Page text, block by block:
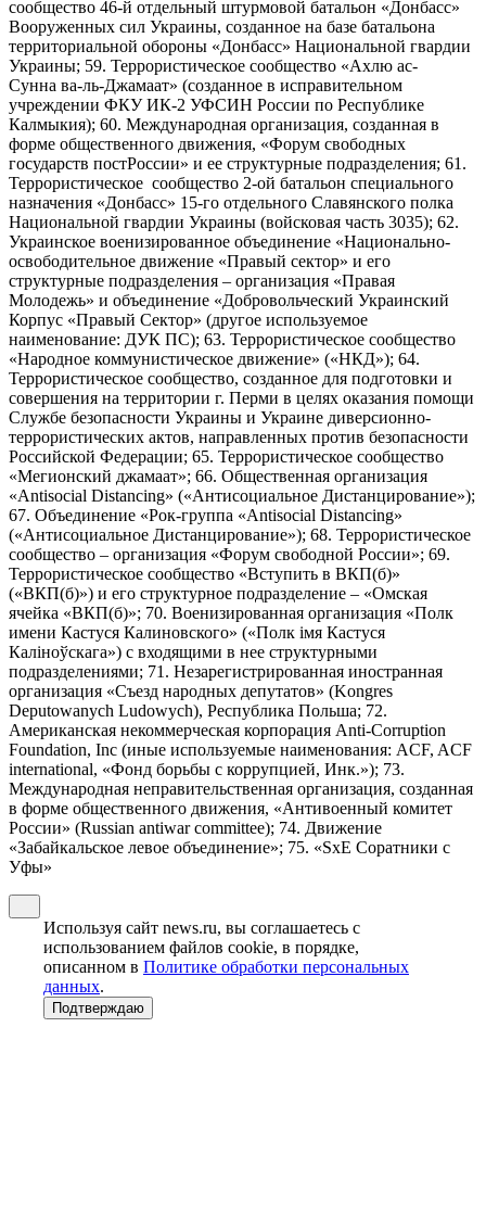
сообщество 46-й отдельный штурмовой батальон «Донбасс»
Вооруженных сил Украины, созданное на базе батальона
территориальной обороны «Донбасс» Национальной гвардии
Украины; 59. Террористическое сообщество «Ахлю ас-
Сунна ва-ль-Джамаат» (созданное в исправительном
учреждении ФКУ ИК-2 УФСИН России по Республике
Калмыкия); 60. Международная организация, созданная в
форме общественного движения, «Форум свободных
государств постРоссии» и ее структурные подразделения; 61.
Террористическое сообщество 2-ой батальон специального
назначения «Донбасс» 15-го отдельного Славянского полка
Национальной гвардии Украины (войсковая часть 3035); 62.
Украинское военизированное объединение «Национально-
освободительное движение «Правый сектор» и его
структурные подразделения – организация «Правая
Молодежь» и объединение «Добровольческий Украинский
Корпус «Правый Сектор» (другое используемое
наименование: ДУК ПС); 63. Террористическое сообщество
«Народное коммунистическое движение» («НКД»); 64.
Террористическое сообщество, созданное для подготовки и
совершения на территории г. Перми в целях оказания помощи
Службе безопасности Украины и Украине диверсионно-
террористических актов, направленных против безопасности
Российской Федерации; 65. Террористическое сообщество
«Мегионский джамаат»; 66. Общественная организация
«Antisocial Distancing» («Антисоциальное Дистанцирование»);
67. Объединение «Рок-группа «Antisocial Distancing»
(«Антисоциальное Дистанцирование»); 68. Террористическое
сообщество – организация «Форум свободной России»; 69.
Террористическое сообщество «Вступить в ВКП(б)»
(«ВКП(б)») и его структурное подразделение – «Омская
ячейка «ВКП(б)»; 70. Военизированная организация «Полк
имени Кастуся Калиновского» («Полк iмя Кастуся
Калiноўскага») с входящими в нее структурными
подразделениями; 71. Незарегистрированная иностранная
организация «Съезд народных депутатов» (Kongres
Deputowanych Ludowych), Республика Польша; 72.
Американская некоммерческая корпорация Anti-Corruption
Foundation, Inc (иные используемые наименования: ACF, ACF
international, «Фонд борьбы с коррупцией, Инк.»); 73.
Международная неправительственная организация, созданная
в форме общественного движения, «Антивоенный комитет
России» (Russian antiwar committee); 74. Движение
«Забайкальское левое объединение»; 75. «SxE Соратники с
Уфы»
Используя сайт news.ru, вы соглашаетесь с
использованием файлов cookie, в порядке,
описанном в Политике обработки персональных
данных.
Подтверждаю